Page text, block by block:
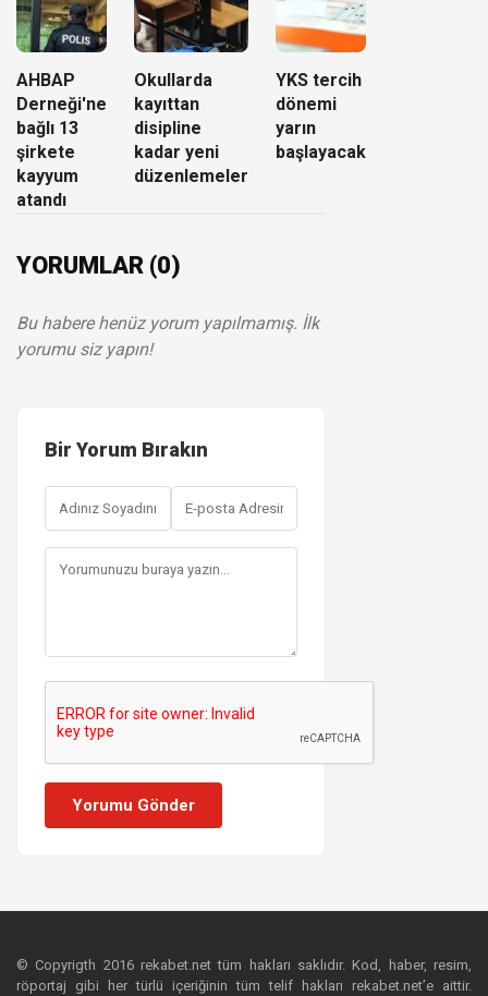
AHBAP
Derneği'ne
bağlı 13
şirkete
kayyum
atandı
Okullarda
kayıttan
disipline
kadar yeni
düzenlemeler
YKS tercih
dönemi
yarın
başlayacak
YORUMLAR (0)
Bu habere henüz yorum yapılmamış. İlk
yorumu siz yapın!
Bir Yorum Bırakın
Yorumu Gönder
© Copyrigth 2016 rekabet.net tüm hakları saklıdır. Kod, haber, resim,
röportaj gibi her türlü içeriğinin tüm telif hakları rekabet.net’e aittir.